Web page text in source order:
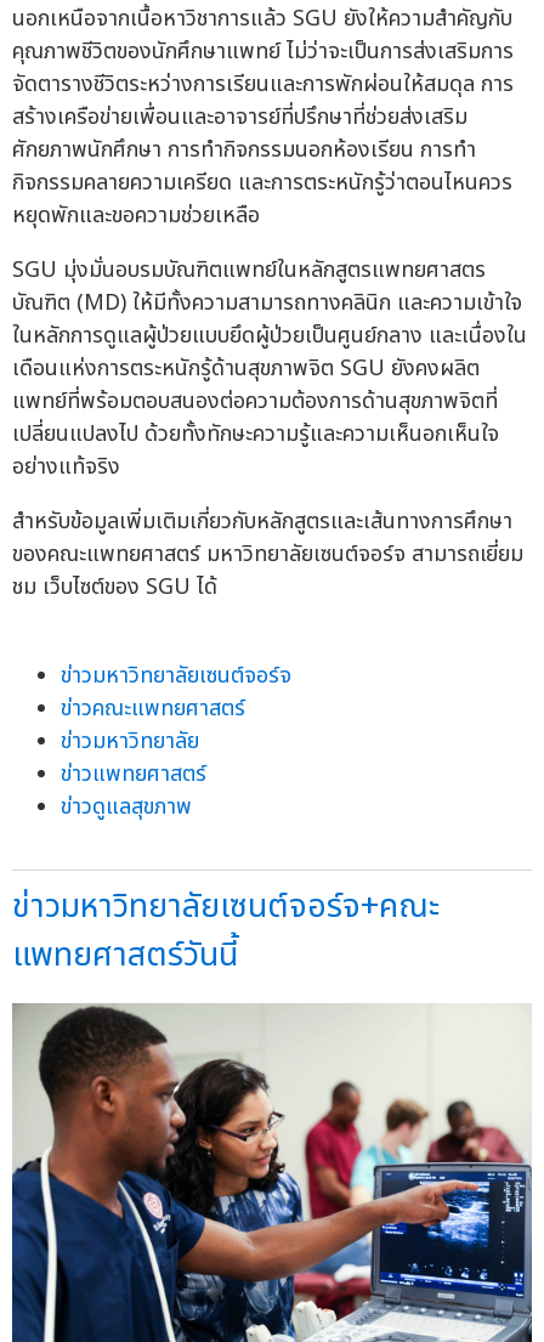
นอกเหนือจากเนื้อหาวิชาการแล้ว SGU ยังให้ความสำคัญกับ
คุณภาพชีวิตของนักศึกษาแพทย์ ไม่ว่าจะเป็นการส่งเสริมการ
จัดตารางชีวิตระหว่างการเรียนและการพักผ่อนให้สมดุล การ
สร้างเครือข่ายเพื่อนและอาจารย์ที่ปรึกษาที่ช่วยส่งเสริม
ศักยภาพนักศึกษา การทำกิจกรรมนอกห้องเรียน การทำ
กิจกรรมคลายความเครียด และการตระหนักรู้ว่าตอนไหนควร
หยุดพักและขอความช่วยเหลือ
SGU มุ่งมั่นอบรมบัณฑิตแพทย์ในหลักสูตรแพทยศาสตร
บัณฑิต (MD) ให้มีทั้งความสามารถทางคลินิก และความเข้าใจ
ในหลักการดูแลผู้ป่วยแบบยึดผู้ป่วยเป็นศูนย์กลาง และเนื่องใน
เดือนแห่งการตระหนักรู้ด้านสุขภาพจิต SGU ยังคงผลิต
แพทย์ที่พร้อมตอบสนองต่อความต้องการด้านสุขภาพจิตที่
เปลี่ยนแปลงไป ด้วยทั้งทักษะความรู้และความเห็นอกเห็นใจ
อย่างแท้จริง
สำหรับข้อมูลเพิ่มเติมเกี่ยวกับหลักสูตรและเส้นทางการศึกษา
ของคณะแพทยศาสตร์ มหาวิทยาลัยเซนต์จอร์จ สามารถเยี่ยม
ชม เว็บไซต์ของ SGU ได้
ข่าวมหาวิทยาลัยเซนต์จอร์จ
ข่าวคณะแพทยศาสตร์
ข่าวมหาวิทยาลัย
ข่าวแพทยศาสตร์
ข่าวดูแลสุขภาพ
ข่าวมหาวิทยาลัยเซนต์จอร์จ+คณะ
แพทยศาสตร์วันนี้